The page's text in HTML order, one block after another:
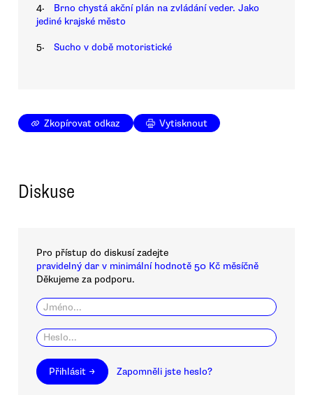
4.
Brno chystá akční plán na zvládání veder. Jako
jediné krajské město
5. Sucho v době motoristické
Zkopírovat odkaz Vytisknout
Diskuse
Pro přístup do diskusí zadejte
pravidelný dar v minimální hodnotě 50 Kč měsíčně
Děkujeme za podporu.
Přihlásit → Zapomněli jste heslo?